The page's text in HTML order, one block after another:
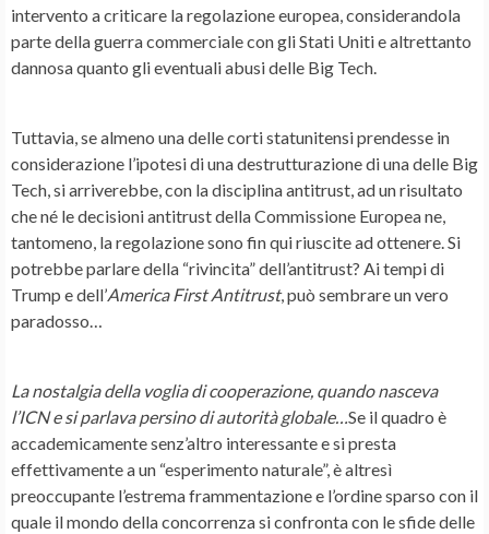
intervento a criticare la regolazione europea, considerandola
parte della guerra commerciale con gli Stati Uniti e altrettanto
dannosa quanto gli eventuali abusi delle Big Tech.
Tuttavia, se almeno una delle corti statunitensi prendesse in
considerazione l’ipotesi di una destrutturazione di una delle Big
Tech, si arriverebbe, con la disciplina antitrust, ad un risultato
che né le decisioni antitrust della Commissione Europea ne,
tantomeno, la regolazione sono fin qui riuscite ad ottenere. Si
potrebbe parlare della “rivincita” dell’antitrust? Ai tempi di
Trump e dell’America First Antitrust, può sembrare un vero
paradosso…
La nostalgia della voglia di cooperazione, quando nasceva
l’ICN e si parlava persino di autorità globale…Se il quadro è
accademicamente senz’altro interessante e si presta
effettivamente a un “esperimento naturale”, è altresì
preoccupante l’estrema frammentazione e l’ordine sparso con il
quale il mondo della concorrenza si confronta con le sfide delle